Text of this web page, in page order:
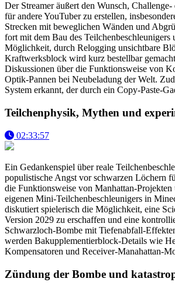
Der Streamer äußert den Wunsch,
für andere YouTuber zu erstellen,
Strecken mit beweglichen Wänden und
fort mit dem Bau des Teilchenbeschleunigers
Möglichkeit, durch Relogging unsichtbare
Kraftwerksblock wird kurz bestellbar
Diskussionen über die Funktionsweise von
Optik-Pannen bei Neubeladung der Welt.
System erkannt, der durch ein Copy-Paste-
Teilchenphysik, Mythen und
02:33:57
Ein Gedankenspiel über reale
populistische Angst vor schwarzen Löchern
die Funktionsweise von Manhattan-Projekten
eigenen Mini-Teilchenbeschleunigers in
diskutiert spielerisch die Möglichkeit, eine
Version 2029 zu erschaffen und eine
Schwarzloch-Bombe mit Tiefenabfall-
werden Bakupplementierblock-Details wie
Kompensatoren und Receiver-Manahattan-
Zündung der Bombe und